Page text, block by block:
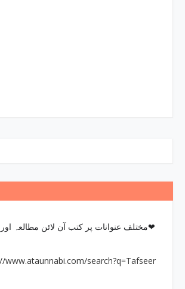
❤مختلف عنوانات پر کتب آن لائن مطالعہ اور ڈاؤن لوڈ کریں❤
www.ataunnabi.com/search?q=Tafseer